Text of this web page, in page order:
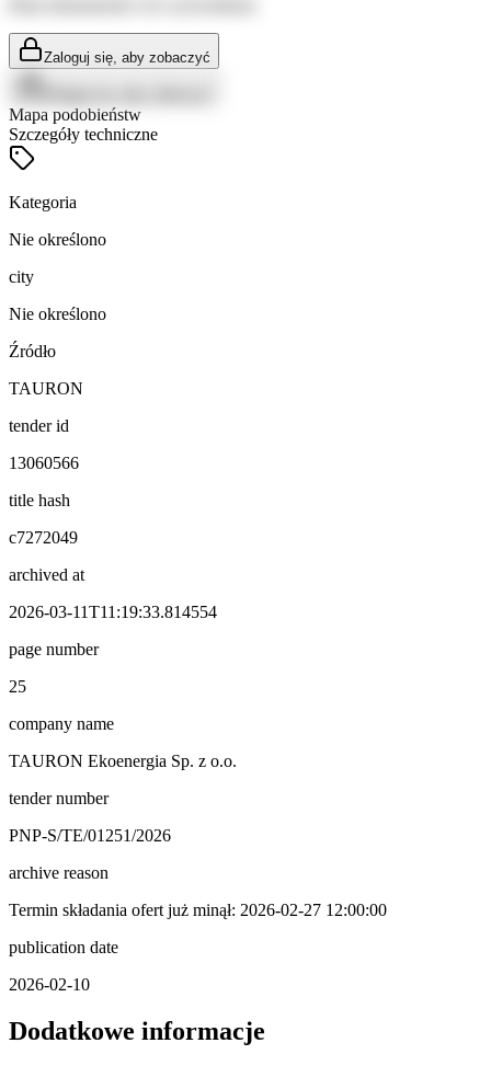
Zaloguj się, aby zobaczyć
Mapa podobieństw
Szczegóły techniczne
Kategoria
Nie określono
city
Nie określono
Źródło
TAURON
tender id
13060566
title hash
c7272049
archived at
2026-03-11T11:19:33.814554
page number
25
company name
TAURON Ekoenergia Sp. z o.o.
tender number
PNP-S/TE/01251/2026
archive reason
Termin składania ofert już minął: 2026-02-27 12:00:00
publication date
2026-02-10
Dodatkowe informacje